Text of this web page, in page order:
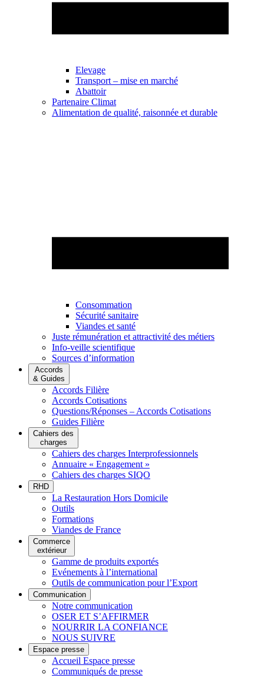
Elevage
Transport – mise en marché
Abattoir
Partenaire Climat
Alimentation de qualité, raisonnée et durable
Consommation
Sécurité sanitaire
Viandes et santé
Juste rémunération et attractivité des métiers
Info-veille scientifique
Sources d’information
Accords
& Guides
Accords Filière
Accords Cotisations
Questions/Réponses – Accords Cotisations
Guides Filière
Cahiers des
charges
Cahiers des charges Interprofessionnels
Annuaire « Engagement »
Cahiers des charges SIQO
RHD
La Restauration Hors Domicile
Outils
Formations
Viandes de France
Commerce
extérieur
Gamme de produits exportés
Evénements à l’international
Outils de communication pour l’Export
Communication
Notre communication
OSER ET S’AFFIRMER
NOURRIR LA CONFIANCE
NOUS SUIVRE
Espace presse
Accueil Espace presse
Communiqués de presse